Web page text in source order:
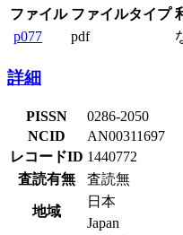
ファイル ファイルタイプ
p077
pdf
詳細
PISSN
0286-2050
NCID
AN00311697
レコードID 1440772
査読有無
査読無
地域
日本
Japan